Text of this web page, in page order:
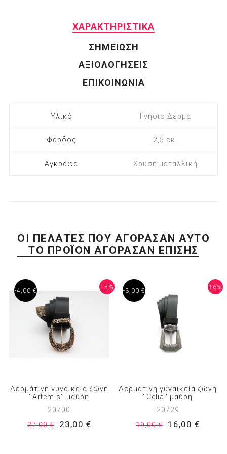
ΧΑΡΑΚΤΗΡΙΣΤΙΚΑ
ΣΗΜΕΙΩΣΗ
ΑΞΙΟΛΟΓΗΣΕΙΣ
ΕΠΙΚΟΙΝΩΝΙΑ
Υλικό Γνήσιο Δέρμα
Φάρδος 2,5 εκ.
Αγκράφα Χρυσή μεταλλική
ΟΙ ΠΕΛΆΤΕΣ ΠΟΥ ΑΓΌΡΑΣΑΝ ΑΥΤΌ
ΤΟ ΠΡΟΪΌΝ ΑΓΌΡΑΣΑΝ ΕΠΊΣΗΣ
15%
-4,00 €
Δερμάτινη γυναικεία ζώνη
''Artemis'' μαύρη
20700
27,00 €
23,00 €
16%
-3,00 €
Δερμάτινη γυναικεία ζώνη
''Celia'' μαύρη
20729
19,00 €
16,00 €